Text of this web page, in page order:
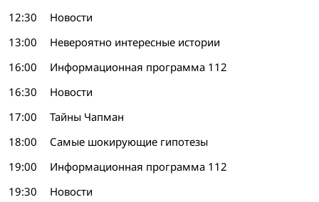
12:30
Новости
13:00
Невероятно интересные истории
16:00
Информационная программа 112
16:30
Новости
17:00
Тайны Чапман
18:00
Самые шокирующие гипотезы
19:00
Информационная программа 112
19:30
Новости